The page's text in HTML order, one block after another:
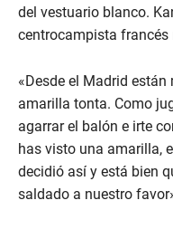
del vestuario blanco.
centrocampista francés
«Desde el Madrid
amarilla tonta. Como
agarrar el balón e irte
has visto una amarilla,
decidió así y está bien
saldado a nuestro